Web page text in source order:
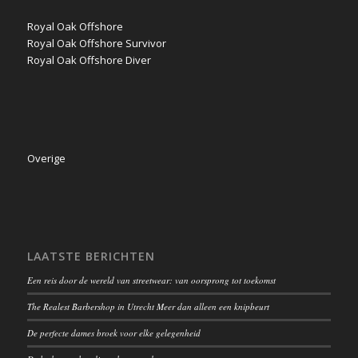
Royal Oak Offshore
Royal Oak Offshore Survivor
Royal Oak Offshore Diver
Overige
LAATSTE BERICHTEN
Een reis door de wereld van streetwear: van oorsprong tot toekomst
The Realest Barbershop in Utrecht Meer dan alleen een knipbeurt
De perfecte dames broek voor elke gelegenheid